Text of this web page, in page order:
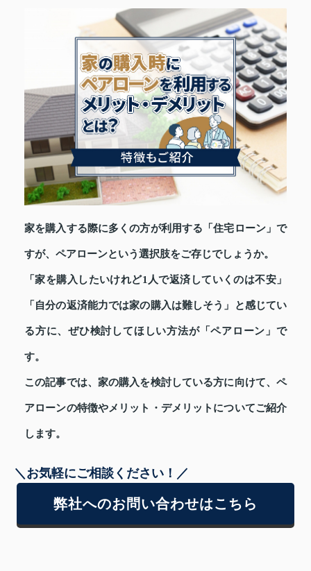
家を購入する際に多くの方が利用する「住宅ローン」で
すが、ペアローンという選択肢をご存じでしょうか。
「家を購入したいけれど1人で返済していくのは不安」
「自分の返済能力では家の購入は難しそう」と感じてい
る方に、ぜひ検討してほしい方法が「ペアローン」で
す。
この記事では、家の購入を検討している方に向けて、ペ
アローンの特徴やメリット・デメリットについてご紹介
します。
＼お気軽にご相談ください！／
弊社へのお問い合わせはこちら